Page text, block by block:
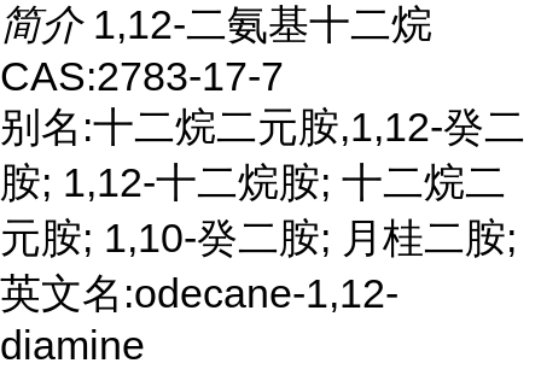
简介 1,12-二氨基十二烷
CAS:2783-17-7
别名:十二烷二元胺,1,12-癸二
胺; 1,12-十二烷胺; 十二烷二
元胺; 1,10-癸二胺; 月桂二胺;
英文名:odecane-1,12-
diamine